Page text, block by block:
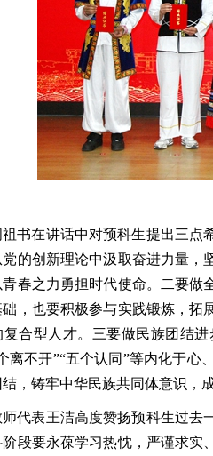
祖书在讲话中对预科生提出三点
的创新理论中汲取奋进力量，
春之力勇担时代使命。二要做
，也要积极参与实践锻炼，拓
复合型人才。三要做民族团结
离不开”“五个认同”等内化于
，铸牢中华民族共同体意识，
师代表王洁高度赞扬预科生过去
段要永葆学习热忱，严谨求实